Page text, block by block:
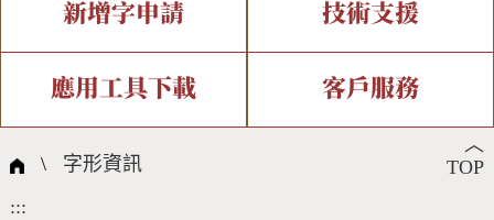
全字庫介紹 全字庫現況
中文碼介紹 專有名詞介紹
國際字碼相關組織
IDS查詢 部件查詢
複合查詢 注音查詢
筆畫查詢
新增字申請
新字申請處理流程
技術支援
字形即時顯示 造字解決方案
全字庫授權 轉碼Web Service
應用工具下載
個人電腦造字處理工具
客戶服務
問題集
︿
TOP
\ 字形資訊
:::